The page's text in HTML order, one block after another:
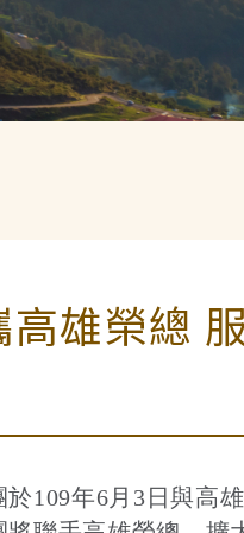
高雄榮總
於109年6月3日與高